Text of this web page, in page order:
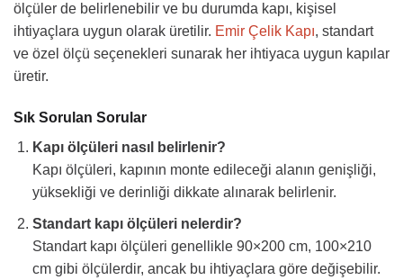
ölçüler de belirlenebilir ve bu durumda kapı, kişisel
ihtiyaçlara uygun olarak üretilir. Emir Çelik Kapı, standart
ve özel ölçü seçenekleri sunarak her ihtiyaca uygun kapılar
üretir.
Sık Sorulan Sorular
Kapı ölçüleri nasıl belirlenir?
Kapı ölçüleri, kapının monte edileceği alanın genişliği,
yüksekliği ve derinliği dikkate alınarak belirlenir.
Standart kapı ölçüleri nelerdir?
Standart kapı ölçüleri genellikle 90×200 cm, 100×210
cm gibi ölçülerdir, ancak bu ihtiyaçlara göre değişebilir.